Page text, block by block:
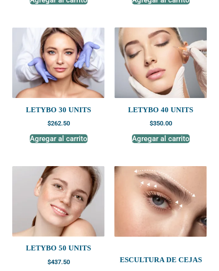
LETYBO 30 UNITS
$262.50
Agregar al carrito
LETYBO 40 UNITS
$350.00
Agregar al carrito
LETYBO 50 UNITS
$437.50 ESCULTURA DE CEJAS